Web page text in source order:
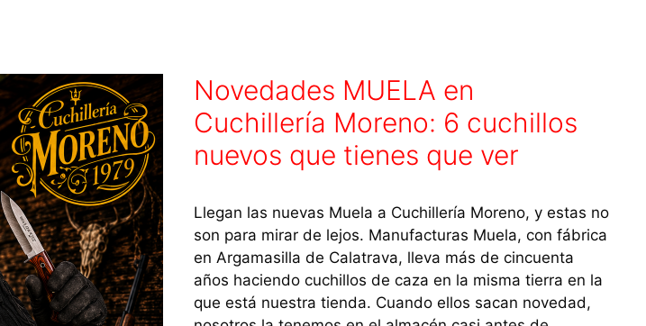
Novedades MUELA en
Cuchillería Moreno: 6 cuchillos
nuevos que tienes que ver
Llegan las nuevas Muela a Cuchillería Moreno, y estas no
son para mirar de lejos. Manufacturas Muela, con fábrica
en Argamasilla de Calatrava, lleva más de cincuenta
años haciendo cuchillos de caza en la misma tierra en la
que está nuestra tienda. Cuando ellos sacan novedad,